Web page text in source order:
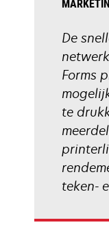
De
Forms
te
teken-